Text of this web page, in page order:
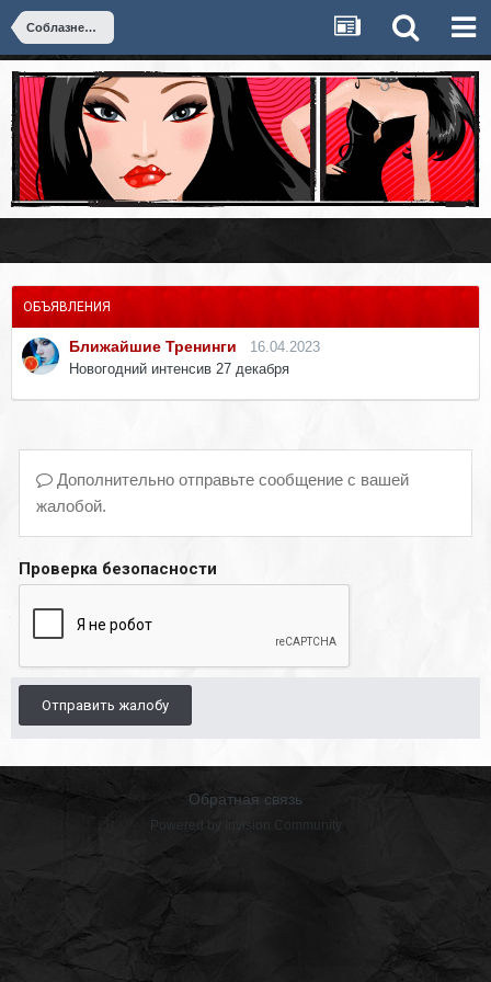
Соблазнение
ОБЪЯВЛЕНИЯ
Ближайшие Тренинги
16.04.2023
Новогодний интенсив 27 декабря
Дополнительно отправьте сообщение с вашей
жалобой.
Проверка безопасности
Отправить жалобу
Обратная связь
Powered by Invision Community